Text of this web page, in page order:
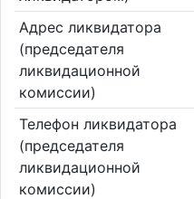
Адрес ликвидатора
(председателя
ликвидационной
комиссии)
Телефон ликвидатора
(председателя
ликвидационной
комиссии)